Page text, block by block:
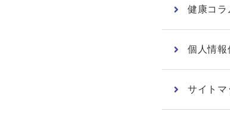
健康コラ
個人情報
サイトマ